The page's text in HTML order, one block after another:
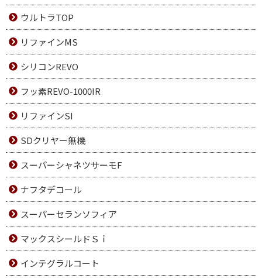
ウルトラTOP
リファインMS
シリコンREVO
フッ素REVO-1000IR
リファインSI
SDクリヤー無機
スーパーシャネツサーモF
ナフタデコール
スーパーセランソフィア
マックスシールドＳｉ
インテグラルコート